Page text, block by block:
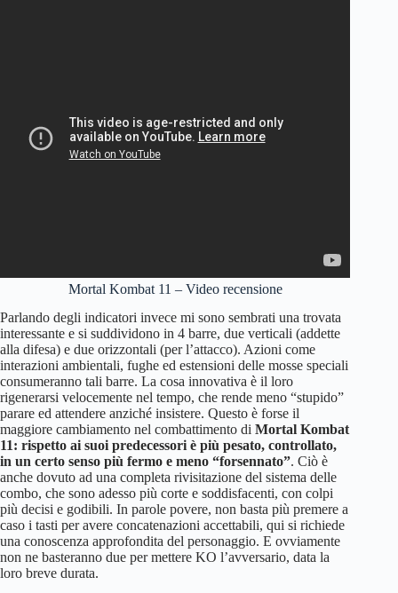
Mortal Kombat 11 – Video recensione
Parlando degli indicatori invece mi sono sembrati una trovata
interessante e si suddividono in 4 barre, due verticali (addette
alla difesa) e due orizzontali (per l’attacco). Azioni come
interazioni ambientali, fughe ed estensioni delle mosse speciali
consumeranno tali barre. La cosa innovativa è il loro
rigenerarsi velocemente nel tempo, che rende meno “stupido”
parare ed attendere anziché insistere. Questo è forse il
maggiore cambiamento nel combattimento di Mortal Kombat
11: rispetto ai suoi predecessori è più pesato, controllato,
in un certo senso più fermo e meno “forsennato”. Ciò è
anche dovuto ad una completa rivisitazione del sistema delle
combo, che sono adesso più corte e soddisfacenti, con colpi
più decisi e godibili. In parole povere, non basta più premere a
caso i tasti per avere concatenazioni accettabili, qui si richiede
una conoscenza approfondita del personaggio. E ovviamente
non ne basteranno due per mettere KO l’avversario, data la
loro breve durata.